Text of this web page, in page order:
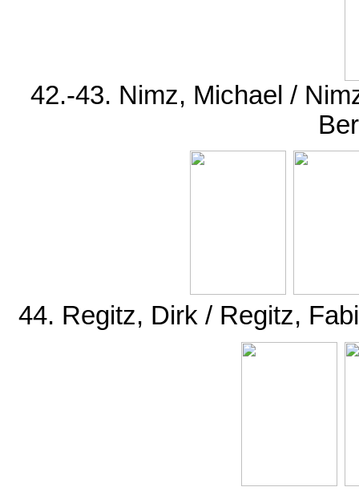
42.-43. Nimz, Michael /
44. Regitz, Dirk / Regitz,